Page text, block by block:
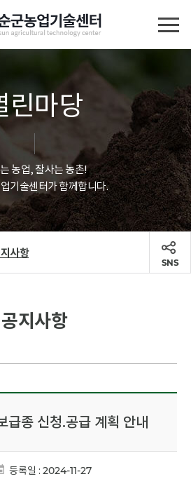
린마당
농업, 잘사는 농촌!
기술센터가 함께합니다.
사항
SNS
공지사항
급종 신청.공급 계획 안내
등록일 : 2024-11-27